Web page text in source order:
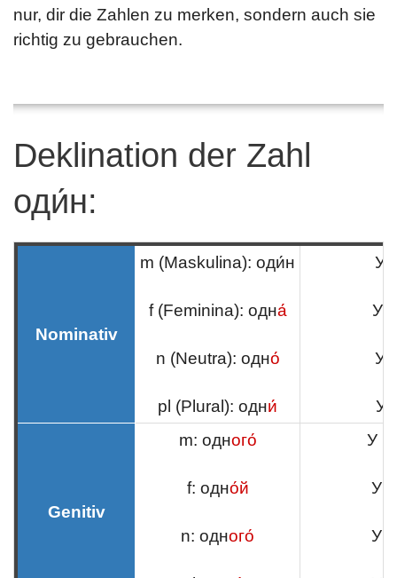
nur, dir die Zahlen zu merken, sondern auch sie
richtig zu gebrauchen.
Deklination der Zahl
оди́н:
Nominativ
m (Maskulina): оди́н
f (Feminina): одна́
n (Neutra): одно́
pl (Plural): одни́
У
У
У
У
Genitiv
m: одного́
f: одно́й
n: одного́
У
У
У